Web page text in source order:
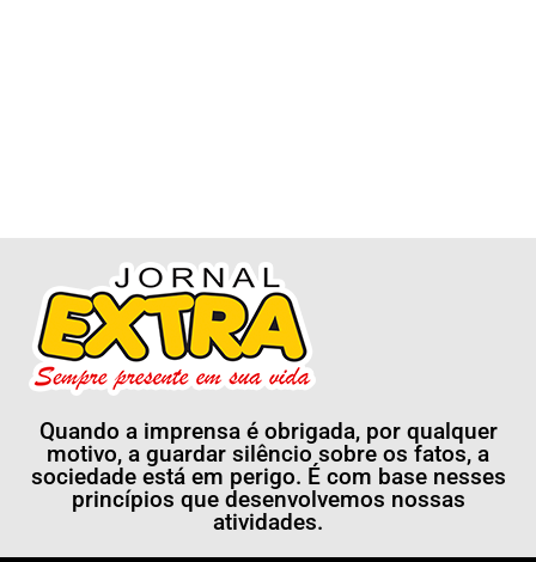
Quando a imprensa é obrigada, por qualquer
motivo, a guardar silêncio sobre os fatos, a
sociedade está em perigo. É com base nesses
princípios que desenvolvemos nossas
atividades.